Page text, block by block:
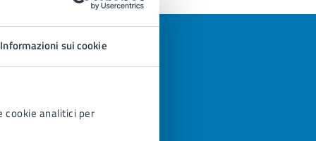
Informazioni sui cookie
cookie analitici per